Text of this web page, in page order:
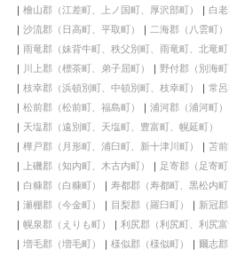
檜山郡（江差町、上ノ国町、厚沢部町）
白
沙流郡（日高町、平取町）
二海郡（八雲町）
雨竜郡（妹背牛町、秩父別町、雨竜町、北竜町
川上郡（標茶町、弟子屈町）
野付郡（別海町
枝幸郡（浜頓別町、中頓別町、枝幸町）
常
松前郡（松前町、福島町）
浦河郡（浦河町）
天塩郡（遠別町、天塩町、豊富町、幌延町）
樺戸郡（月形町、浦臼町、新十津川町）
苫
上磯郡（知内町、木古内町）
足寄郡（足寄町
白糠郡（白糠町）
寿都郡（寿都町、黒松内町
瀬棚郡（今金町）
目梨郡（羅臼町） 新冠郡
幌泉郡（えりも町）
利尻郡（利尻町、利尻富
増毛郡（増毛町）
様似郡（様似町） 爾志郡